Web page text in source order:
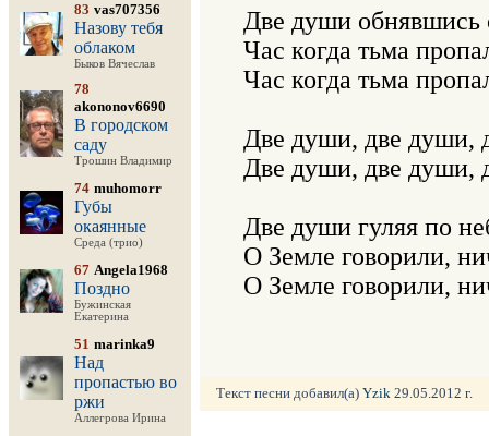
83 vas707356
Назову тебя
облаком
Быков Вячеслав
78
akononov6690
В городском
саду
Трошин Владимир
74 muhomorr
Губы
окаянные
Среда (трио)
67 Angela1968
Поздно
Бужинская
Екатерина
51 marinka9
Над
пропастью во
ржи
Аллегрова Ирина
Две души обнявшись
Час когда тьма
Час когда тьма
Две души, две души,
Две души, две души,
Две души гуляя по
О Земле говорили,
О Земле говорили,
Текст песни добавил(а) Yzik 29.05.2012 г.